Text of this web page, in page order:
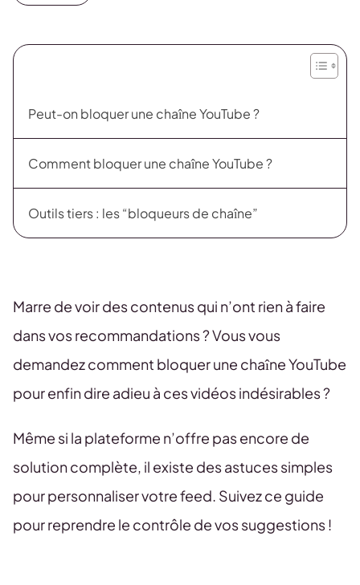
Peut-on bloquer une chaîne YouTube ?
Comment bloquer une chaîne YouTube ?
Outils tiers : les “bloqueurs de chaîne”
Marre de voir des contenus qui n’ont rien à faire
dans vos recommandations ? Vous vous
demandez comment bloquer une chaîne YouTube
pour enfin dire adieu à ces vidéos indésirables ?
Même si la plateforme n’offre pas encore de
solution complète, il existe des astuces simples
pour personnaliser votre feed. Suivez ce guide
pour reprendre le contrôle de vos suggestions !